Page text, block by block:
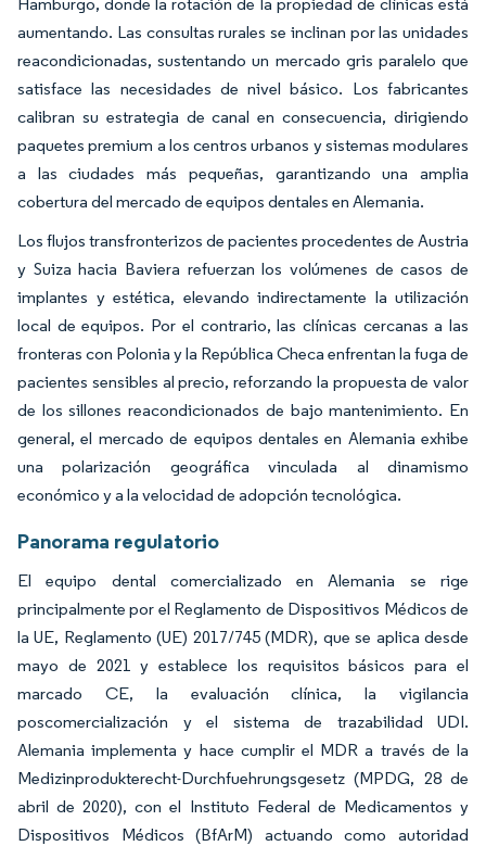
aumentando. Las consultas rurales se inclinan por las unidades
reacondicionadas, sustentando un mercado gris paralelo que
satisface las necesidades de nivel básico. Los fabricantes
calibran su estrategia de canal en consecuencia, dirigiendo
paquetes premium a los centros urbanos y sistemas modulares
a las ciudades más pequeñas, garantizando una amplia
cobertura del mercado de equipos dentales en Alemania.
Los flujos transfronterizos de pacientes procedentes de Austria
y Suiza hacia Baviera refuerzan los volúmenes de casos de
implantes y estética, elevando indirectamente la utilización
local de equipos. Por el contrario, las clínicas cercanas a las
fronteras con Polonia y la República Checa enfrentan la fuga de
pacientes sensibles al precio, reforzando la propuesta de valor
de los sillones reacondicionados de bajo mantenimiento. En
general, el mercado de equipos dentales en Alemania exhibe
una polarización geográfica vinculada al dinamismo
económico y a la velocidad de adopción tecnológica.
Panorama regulatorio
El equipo dental comercializado en Alemania se rige
principalmente por el Reglamento de Dispositivos Médicos de
la UE, Reglamento (UE) 2017/745 (MDR), que se aplica desde
mayo de 2021 y establece los requisitos básicos para el
marcado CE, la evaluación clínica, la vigilancia
poscomercialización y el sistema de trazabilidad UDI.
Alemania implementa y hace cumplir el MDR a través de la
Medizinprodukterecht-Durchfuehrungsgesetz (MPDG, 28 de
abril de 2020), con el Instituto Federal de Medicamentos y
Dispositivos Médicos (BfArM) actuando como autoridad